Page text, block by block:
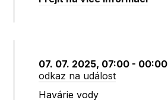
07. 07. 2025, 07:00 - 00:00
odkaz na událost
Havárie vody